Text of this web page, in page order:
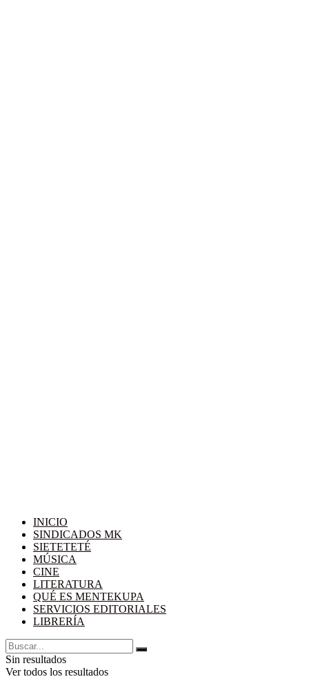
INICIO
SINDICADOS MK
SIETETETÉ
MÚSICA
CINE
LITERATURA
QUÉ ES MENTEKUPA
SERVICIOS EDITORIALES
LIBRERÍA
Sin resultados
Ver todos los resultados